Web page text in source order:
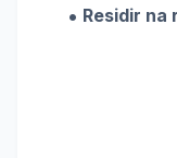
Residir na